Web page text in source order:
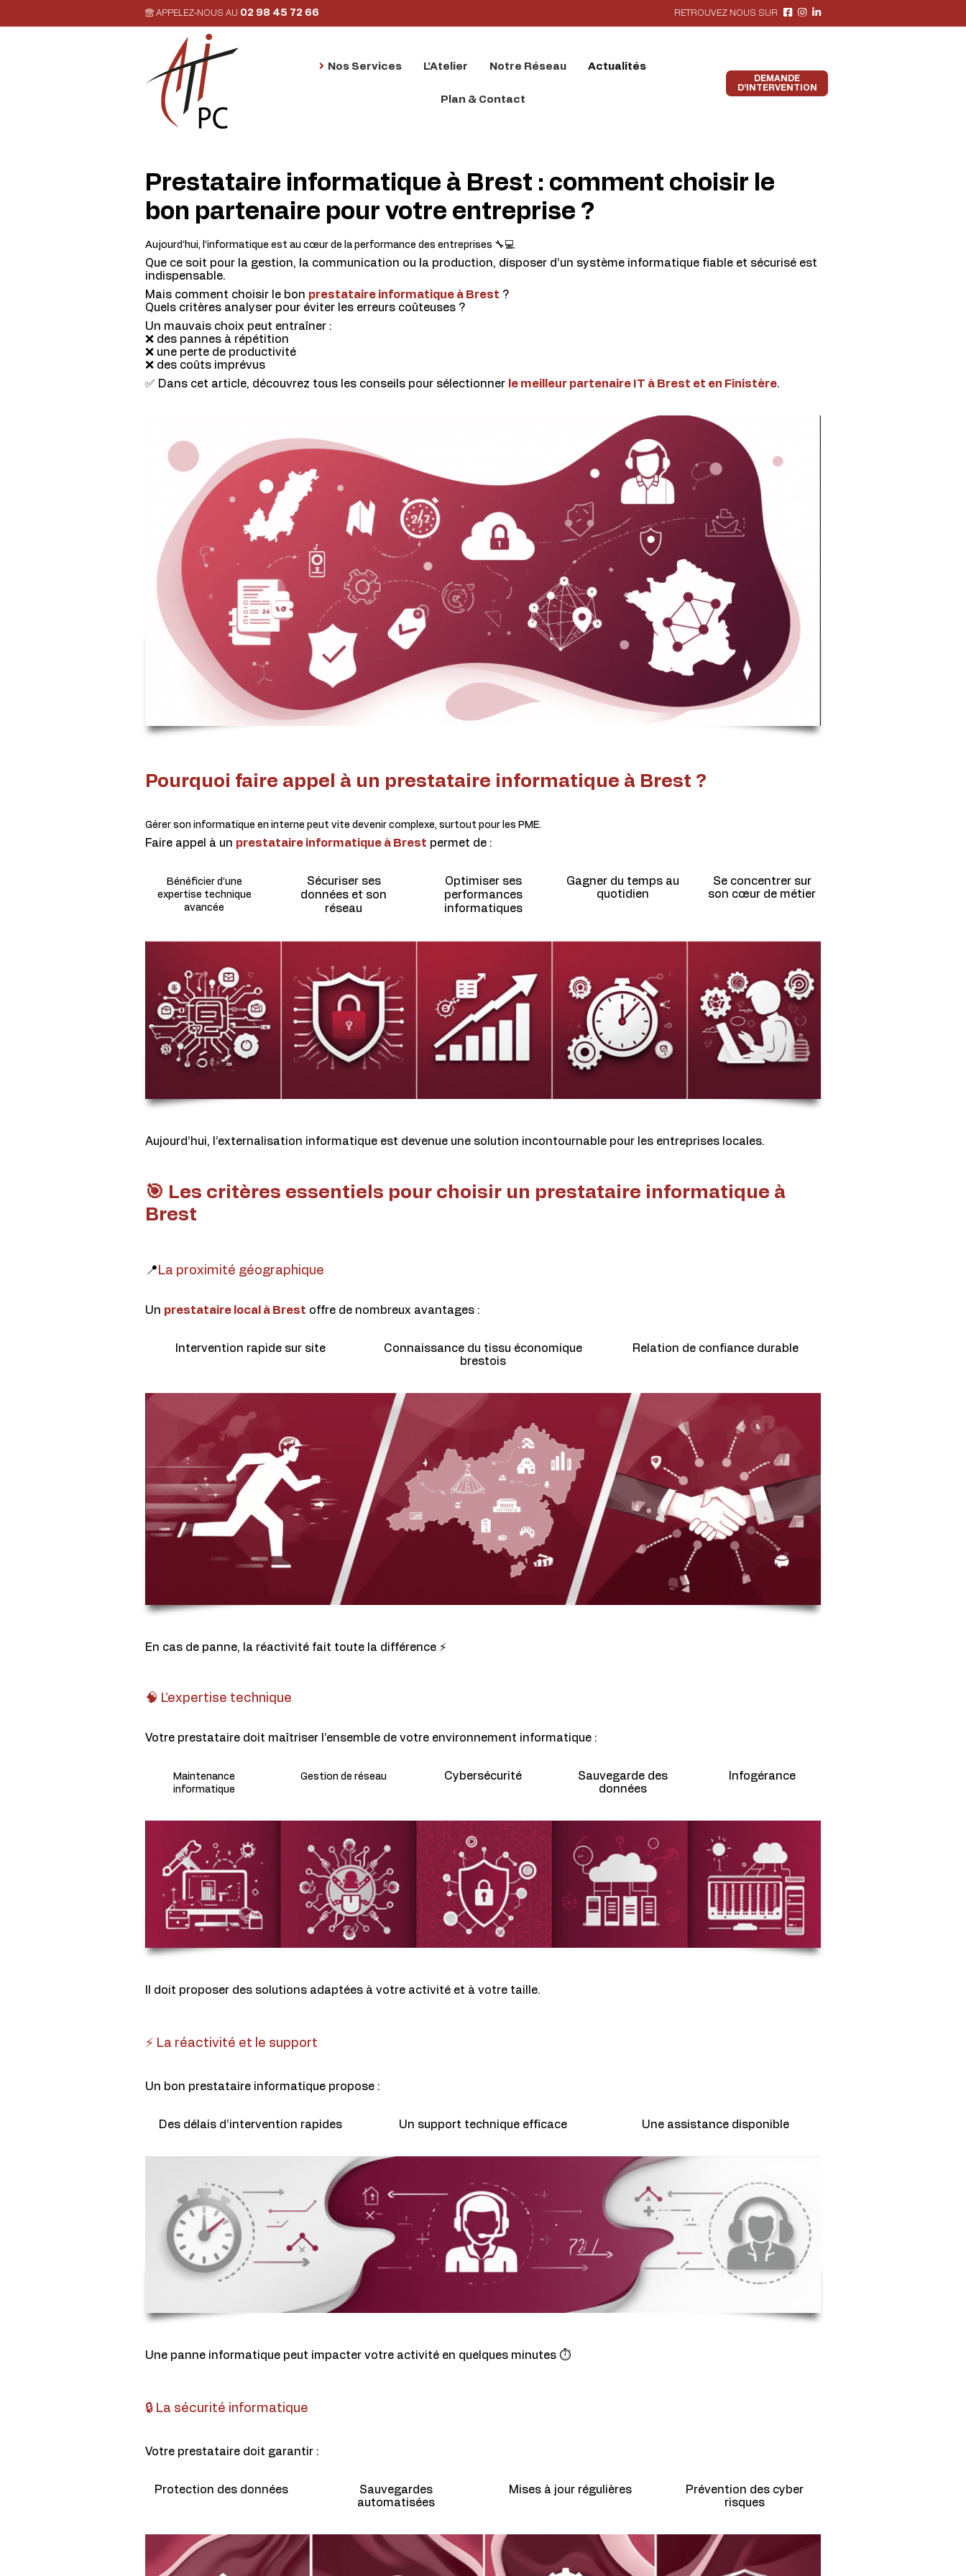
APPELEZ-NOUS AU 02 98 45 72 66 RETROUVEZ NOUS SUR
Nos Services L’Atelier Notre Réseau Actualités
Plan & Contact
DEMANDE
D’INTERVENTION
Prestataire informatique à Brest : comment choisir le
bon partenaire pour votre entreprise ?
Aujourd’hui, l’informatique est au cœur de la performance des entreprises 🔧💻
Que ce soit pour la gestion, la communication ou la production, disposer d’un système informatique fiable et sécurisé est
indispensable.
Mais comment choisir le bon prestataire informatique à Brest ?
Quels critères analyser pour éviter les erreurs coûteuses ?
Un mauvais choix peut entraîner :
❌ des pannes à répétition
❌ une perte de productivité
❌ des coûts imprévus
✅ Dans cet article, découvrez tous les conseils pour sélectionner le meilleur partenaire IT à Brest et en Finistère.
Pourquoi faire appel à un prestataire informatique à Brest ?
Gérer son informatique en interne peut vite devenir complexe, surtout pour les PME.
Faire appel à un prestataire informatique à Brest permet de :
Bénéficier d’une
expertise technique
avancée
Sécuriser ses
données et son
réseau
Optimiser ses
performances
informatiques
Gagner du temps au
quotidien
Se concentrer sur
son cœur de métier
Aujourd’hui, l’externalisation informatique est devenue une solution incontournable pour les entreprises locales.
🎯 Les critères essentiels pour choisir un prestataire informatique à
Brest
📍 La proximité géographique
Un prestataire local à Brest offre de nombreux avantages :
Intervention rapide sur site
Connaissance du tissu économique
brestois
Relation de confiance durable
En cas de panne, la réactivité fait toute la différence ⚡
🧠 L’expertise technique
Votre prestataire doit maîtriser l’ensemble de votre environnement informatique :
Maintenance
informatique
Gestion de réseau Cybersécurité
Sauvegarde des
données
Infogérance
Il doit proposer des solutions adaptées à votre activité et à votre taille.
⚡ La réactivité et le support
Un bon prestataire informatique propose :
Des délais d’intervention rapides Un support technique efficace Une assistance disponible
Une panne informatique peut impacter votre activité en quelques minutes ⏱️
🔒 La sécurité informatique
Votre prestataire doit garantir :
Protection des données
Sauvegardes
automatisées
Mises à jour régulières
Prévention des cyber
risques